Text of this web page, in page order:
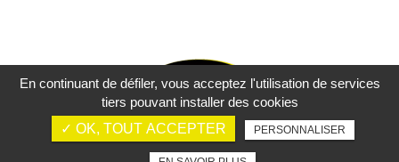
En continuant de défiler, vous acceptez l'utilisation de services
tiers pouvant installer des cookies
✓ OK, TOUT ACCEPTER
PERSONNALISER